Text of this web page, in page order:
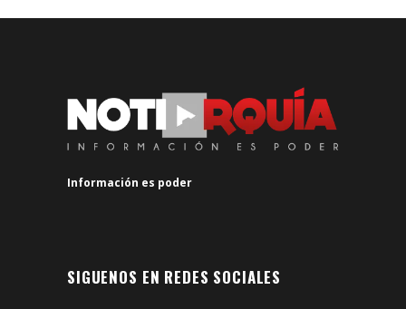
Información es poder
SIGUENOS EN REDES SOCIALES